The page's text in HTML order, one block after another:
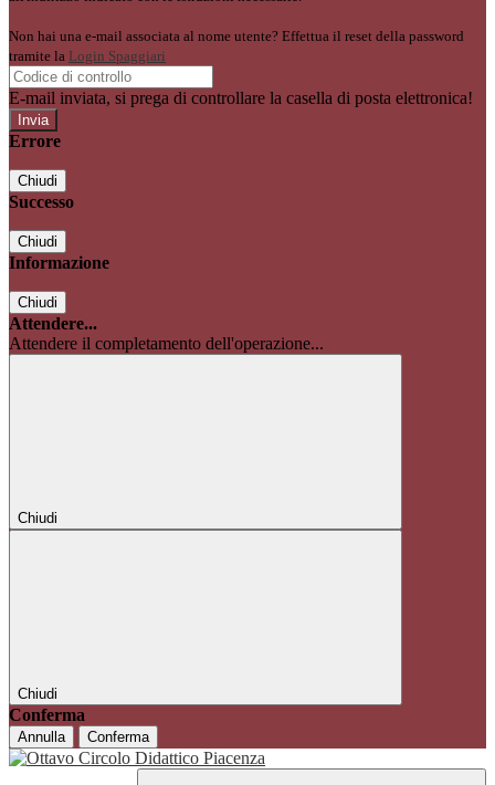
Non hai una e-mail associata al nome utente? Effettua il reset della password
tramite la Login Spaggiari
E-mail inviata, si prega di controllare la casella di posta elettronica!
Errore
Chiudi
Successo
Chiudi
Informazione
Chiudi
Attendere...
Attendere il completamento dell'operazione...
Chiudi
Chiudi
Conferma
Annulla Conferma